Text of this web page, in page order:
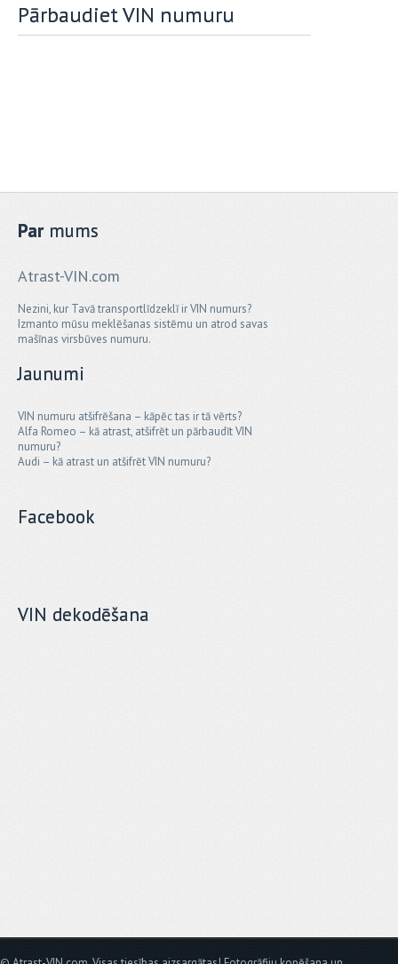
Pārbaudiet VIN numuru
Parmums
Atrast-VIN.com
Nezini, kur Tavā transportlīdzeklī ir VIN numurs?
Izmanto mūsu meklēšanas sistēmu un atrod savas
mašīnas virsbūves numuru.
Jaunumi
VIN numuru atšifrēšana – kāpēc tas ir tā vērts?
Alfa Romeo – kā atrast, atšifrēt un pārbaudīt VIN
numuru?
Audi – kā atrast un atšifrēt VIN numuru?
Facebook
VIN dekodēšana